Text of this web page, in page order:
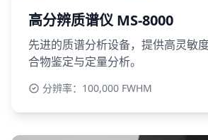
高分辨质谱仪 MS-8000
先进的质谱分析设备，提供高灵敏
合物鉴定与定量分析。
分辨率：100,000 FWHM